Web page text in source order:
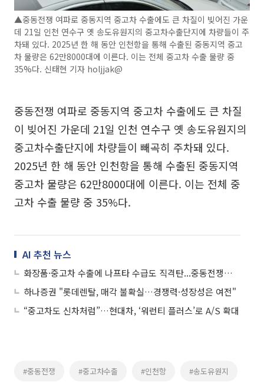
▲중동전쟁 여파로 중동지역 중고차 수출에도 큰 차질이 빚어진 가운
데 21일 인천 연수구 옛 송도유원지의 중고차수출단지에 차량들이 주
차돼 있다. 2025년 한 해 동안 인천항을 통해 수출된 중동지역 중고
차 물량은 62만8000대에 이른다. 이는 전체 중고차 수출 물량 중
35%다. 신태현 기자 holjjak@
중동전쟁 여파로 중동지역 중고차 수출에도 큰 차질
이 빚어진 가운데 21일 인천 연수구 옛 송도유원지의
중고차수출단지에 차량들이 빼곡히 주차돼 있다.
2025년 한 해 동안 인천항을 통해 수출된 중동지역
중고차 물량은 62만8000대에 이른다. 이는 전체 중
고차 수출 물량 중 35%다.
AI 추천 뉴스
화장품·중고차 수출에 나프타 수급도 직격탄...중동전쟁에 中企 피해 눈덩이
하나증권 "롯데렌탈, 매각 불확실…경쟁력·성장성은 여전"
“중고차도 신차처럼”…현대차, ‘워런티 플러스’로 A/S 확대
#중동전쟁 #중고차수출 #인천항 #송도유원지